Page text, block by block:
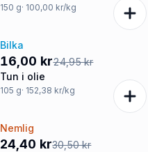
150 g· 100,00 kr/kg
-36%
Bilka
16,00 kr24,95 kr
Tun i olie
105 g· 152,38 kr/kg
-20%
Nemlig
24,40 kr30,50 kr